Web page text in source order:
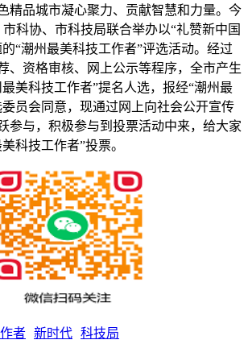
精品城市凝心聚力、贡献智慧和力量。今
科协、市科技局联合举办以“礼赞新中国
“潮州最美科技工作者”评选活动。经过
、资格审核、网上公示等程序，全市产生
最美科技工作者”提名人选，报经“潮州最
员会同意，现通过网上向社会公开宣传
参与，积极参与到投票活动中来，给大家
科技工作者”投票。
者 新时代 科技局